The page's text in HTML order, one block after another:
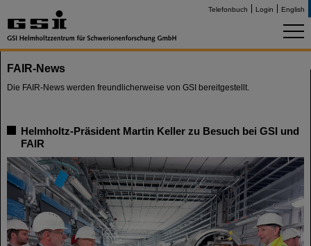
Telefonbuch Login English
FAIR-News
Die FAIR-News werden freundlicherweise von GSI bereitgestellt.
Helmholtz-Präsident Martin Keller zu Besuch bei GSI und
FAIR